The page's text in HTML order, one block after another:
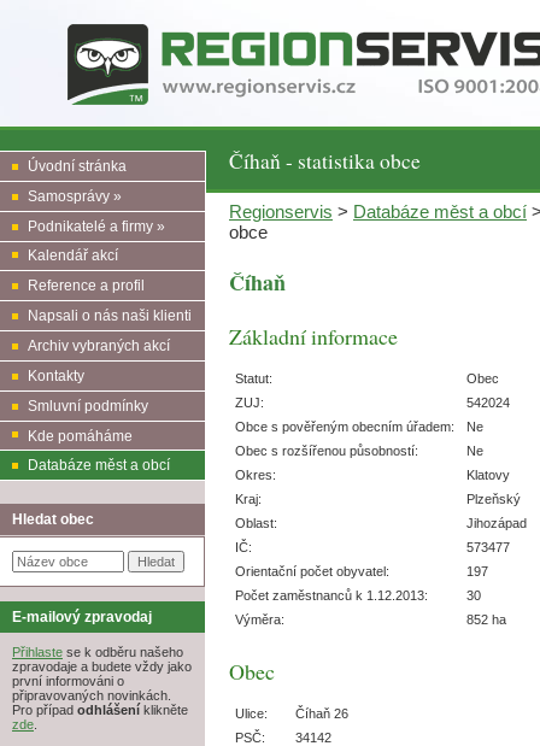
Číhaň - statistika obce
Úvodní stránka
Samosprávy »
Podnikatelé a firmy »
Kalendář akcí
Reference a profil
Napsali o nás naši klienti
Archiv vybraných akcí
Kontakty
Smluvní podmínky
Kde pomáháme
Databáze měst a obcí
Hledat obec
E-mailový zpravodaj
Přihlaste se k odběru našeho
zpravodaje a budete vždy jako
první informováni o
připravovaných novinkách.
Pro případ odhlášení klikněte
zde.
Regionservis > Databáze měst a obcí
obce
Číhaň
Základní informace
Statut:
Obec
ZUJ:
542024
Obce s pověřeným obecním úřadem:
Ne
Obec s rozšířenou působností:
Ne
Okres:
Klatovy
Kraj:
Plzeňský
Oblast:
Jihozápad
IČ:
573477
Orientační počet obyvatel:
197
Počet zaměstnanců k 1.12.2013:
30
Výměra:
852 ha
Obec
Ulice:
Číhaň 26
PSČ:
34142